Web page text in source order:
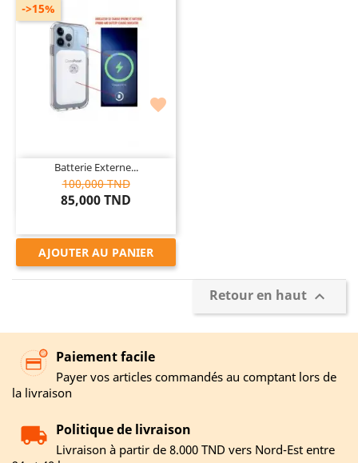

Batterie Externe...
100,000 TND
85,000 TND
->15%
AJOUTER AU PANIER
Retour en haut 
Paiement facile
Payer vos articles commandés au comptant lors de
la livraison
Politique de livraison
Livraison à partir de 8.000 TND vers Nord-Est entre